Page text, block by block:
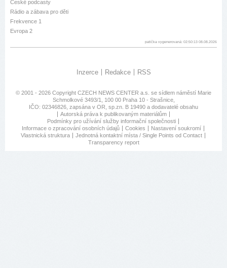
České podcasty
Rádio a zábava pro děti
Frekvence 1
Evropa 2
patička vygenerovaná: 02:50:13 08.08.2026
Inzerce Redakce RSS
© 2001 - 2026 Copyright CZECH NEWS CENTER a.s. se sídlem náměstí Marie
Schmolkové 3493/1, 100 00 Praha 10 - Strašnice,
IČO: 02346826, zapsána v OR, sp.zn. B 19490 a dodavatelé obsahu
Autorská práva k publikovaným materiálům
Podmínky pro užívání služby informační společnosti
Informace o zpracování osobních údajů
Cookies
Nastavení soukromí
Vlastnická struktura
Jednotná kontaktní místa / Single Points od Contact
Transparency report